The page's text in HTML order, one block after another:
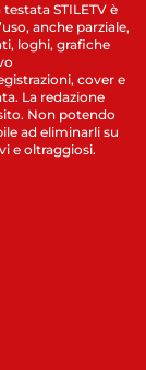
STILETV è
anche parziale,
loghi, grafiche
cover e
La redazione
Non potendo
ad eliminarli su
e oltraggiosi.